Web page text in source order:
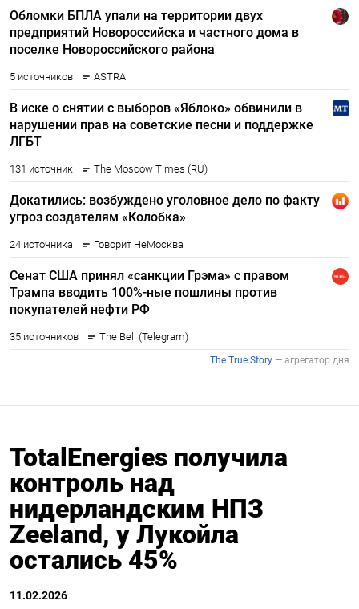
TotalEnergies получила
контроль над
нидерландским НПЗ
Zeeland, у Лукойла
остались 45%
11.02.2026